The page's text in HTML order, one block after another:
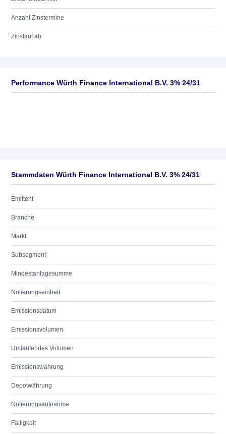
Anzahl Zinstermine
Zinslauf ab
Performance Würth Finance International B.V. 3% 24/31
Stammdaten Würth Finance International B.V. 3% 24/31
Emittent
Branche
Markt
Subsegment
Mindestanlagesumme
Notierungseinheit
Emissionsdatum
Emissionsvolumen
Umlaufendes Volumen
Emissionswährung
Depotwährung
Notierungsaufnahme
Fälligkeit